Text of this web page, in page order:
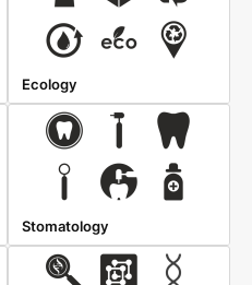
Ecology
Stomatology